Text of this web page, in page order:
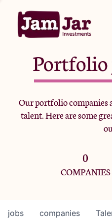
Portfolio
Our portfolio companies
talent. Here are some
0
COMPANIES
jobs companies